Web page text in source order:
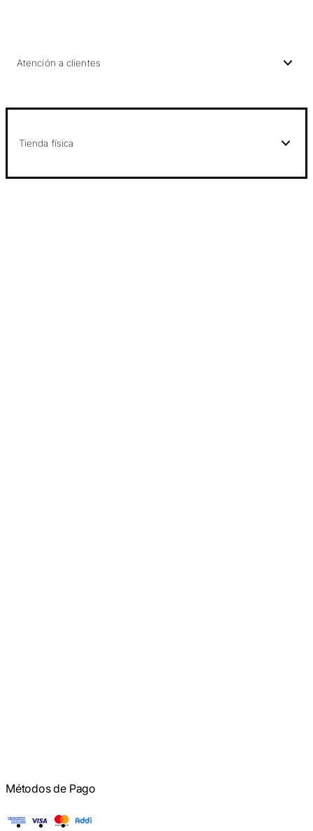
Atención a clientes
Tienda física
Métodos de Pago
American Express
Visa Mastercard